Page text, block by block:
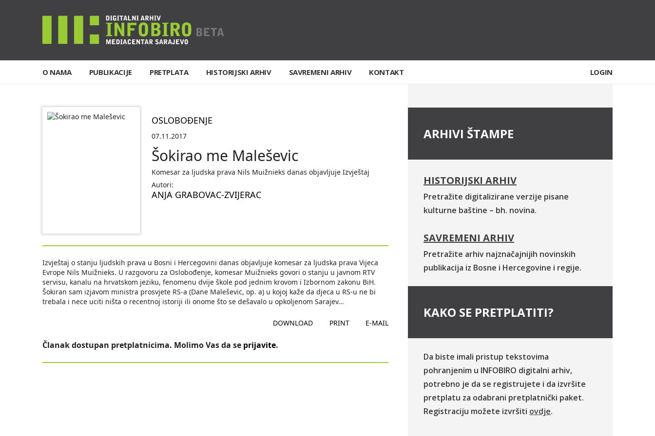
O NAMA PUBLIKACIJE PRETPLATA HISTORIJSKI ARHIV SAVREMENI ARHIV KONTAKT LOGIN
OSLOBOĐENJE
07.11.2017
Šokirao me Maleševic
Komesar za ljudska prava Nils Muižnieks danas objavljuje Izvještaj
Autori:
ANJA GRABOVAC-ZVIJERAC
Izvještaj o stanju ljudskih prava u Bosni i Hercegovini danas objavljuje komesar za ljudska prava Vijeca
Evrope Nils Muižnieks. U razgovoru za Oslobođenje, komesar Muižnieks govori o stanju u javnom RTV
servisu, kanalu na hrvatskom jeziku, fenomenu dvije škole pod jednim krovom i Izbornom zakonu BiH.
Šokiran sam izjavom ministra prosvjete RS-a (Dane Maleševic, op. a) u kojoj kaže da djeca u RS-u ne bi
trebala i nece uciti ništa o recentnoj istoriji ili onome što se dešavalo u opkoljenom Sarajev...
DOWNLOAD PRINT E-MAIL
Članak dostupan pretplatnicima. Molimo Vas da se prijavite.
ARHIVI ŠTAMPE
HISTORIJSKI ARHIV
Pretražite digitalizirane verzije pisane
kulturne baštine – bh. novina.
SAVREMENI ARHIV
Pretražite arhiv najznačajnijih novinskih
publikacija iz Bosne i Hercegovine i regije.
KAKO SE PRETPLATITI?
Da biste imali pristup tekstovima
pohranjenim u INFOBIRO digitalni arhiv,
potrebno je da se registrujete i da izvršite
pretplatu za odabrani pretplatnički paket.
Registraciju možete izvršiti ovdje.